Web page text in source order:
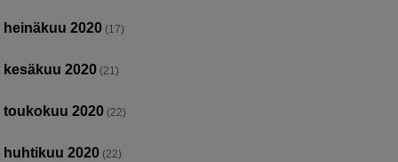
heinäkuu 2020 (17)
kesäkuu 2020 (21)
toukokuu 2020 (22)
huhtikuu 2020 (22)